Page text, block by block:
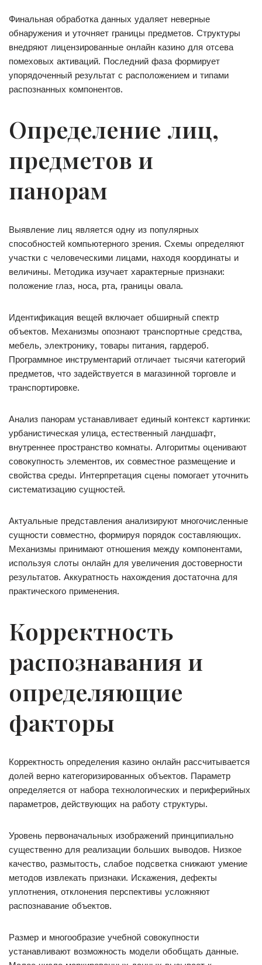
Финальная обработка данных удаляет неверные
обнаружения и уточняет границы предметов. Структуры
внедряют лицензированные онлайн казино для отсева
помеховых активаций. Последний фаза формирует
упорядоченный результат с расположением и типами
распознанных компонентов.
Определение лиц,
предметов и
панорам
Выявление лиц является одну из популярных
способностей компьютерного зрения. Схемы определяют
участки с человеческими лицами, находя координаты и
величины. Методика изучает характерные признаки:
положение глаз, носа, рта, границы овала.
Идентификация вещей включает обширный спектр
объектов. Механизмы опознают транспортные средства,
мебель, электронику, товары питания, гардероб.
Программное инструментарий отличает тысячи категорий
предметов, что задействуется в магазинной торговле и
транспортировке.
Анализ панорам устанавливает единый контекст картинки:
урбанистическая улица, естественный ландшафт,
внутреннее пространство комнаты. Алгоритмы оценивают
совокупность элементов, их совместное размещение и
свойства среды. Интерпретация сцены помогает уточнить
систематизацию сущностей.
Актуальные представления анализируют многочисленные
сущности совместно, формируя порядок составляющих.
Механизмы принимают отношения между компонентами,
используя слоты онлайн для увеличения достоверности
результатов. Аккуратность нахождения достаточна для
практического применения.
Корректность
распознавания и
определяющие
факторы
Корректность определения казино онлайн рассчитывается
долей верно категоризированных объектов. Параметр
определяется от набора технологических и периферийных
параметров, действующих на работу структуры.
Уровень первоначальных изображений принципиально
существенно для реализации больших выводов. Низкое
качество, размытость, слабое подсветка снижают умение
методов извлекать признаки. Искажения, дефекты
уплотнения, отклонения перспективы усложняют
распознавание объектов.
Размер и многообразие учебной совокупности
устанавливают возможность модели обобщать данные.